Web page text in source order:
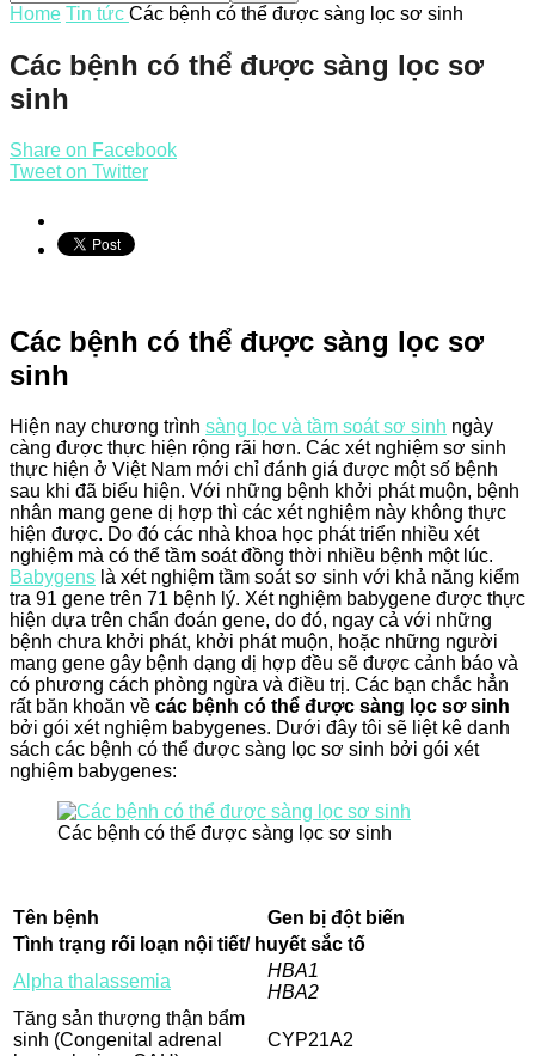
Home Tin tức Các bệnh có thể được sàng lọc sơ sinh
Các bệnh có thể được sàng lọc sơ
sinh
Share on Facebook
Tweet on Twitter
Các bệnh có thể được sàng lọc sơ
sinh
Hiện nay chương trình sàng lọc và tầm soát sơ sinh ngày
càng được thực hiện rộng rãi hơn. Các xét nghiệm sơ sinh
thực hiện ở Việt Nam mới chỉ đánh giá được một số bệnh
sau khi đã biểu hiện. Với những bệnh khởi phát muộn, bệnh
nhân mang gene dị hợp thì các xét nghiệm này không thực
hiện được. Do đó các nhà khoa học phát triển nhiều xét
nghiệm mà có thể tầm soát đồng thời nhiều bệnh một lúc.
Babygens là xét nghiệm tầm soát sơ sinh với khả năng kiểm
tra 91 gene trên 71 bệnh lý. Xét nghiệm babygene được thực
hiện dựa trên chẩn đoán gene, do đó, ngay cả với những
bệnh chưa khởi phát, khởi phát muộn, hoặc những người
mang gene gây bệnh dạng dị hợp đều sẽ được cảnh báo và
có phương cách phòng ngừa và điều trị. Các bạn chắc hẳn
rất băn khoăn về các bệnh có thể được sàng lọc sơ sinh
bởi gói xét nghiệm babygenes. Dưới đây tôi sẽ liệt kê danh
sách các bệnh có thể được sàng lọc sơ sinh bởi gói xét
nghiệm babygenes:
Các bệnh có thể được sàng lọc sơ sinh
Tên bệnh
Gen bị đột biến
Tình trạng rối loạn nội tiết/ huyết sắc tố
Alpha thalassemia
HBA1
HBA2
Tăng sản thượng thận bẩm
sinh (Congenital adrenal
CYP21A2